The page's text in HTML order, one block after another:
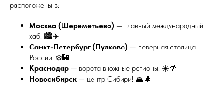
расположены в:
Москва (Шереметьево) — главный международный
хаб! 🏙️✈️
Санкт-Петербург (Пулково) — северная столица
России! ❄️🏰
Краснодар — ворота в южные регионы! ☀️🌴
Новосибирск — центр Сибири! 🏔️🌲